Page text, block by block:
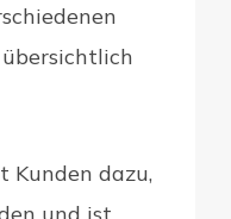
übersichtlich
Kunden dazu,
und ist